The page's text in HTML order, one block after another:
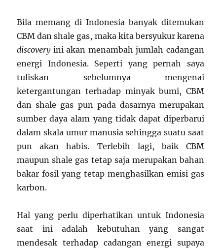
Bila memang di Indonesia banyak ditemukan
CBM dan shale gas, maka kita bersyukur karena
discoveryini akan menambah jumlah cadangan
energi Indonesia. Seperti yang pernah saya
tuliskan sebelumnya mengenai
ketergantungan terhadap minyak bumi, CBM
dan shale gas pun pada dasarnya merupakan
sumber daya alam yang tidak dapat diperbarui
dalam skala umur manusia sehingga suatu saat
pun akan habis. Terlebih lagi, baik CBM
maupun shale gas tetap saja merupakan bahan
bakar fosil yang tetap menghasilkan emisi gas
karbon.
Hal yang perlu diperhatikan untuk Indonesia
saat ini adalah kebutuhan yang sangat
mendesak terhadap cadangan energi supaya